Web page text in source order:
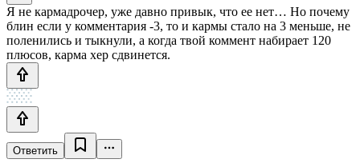
Я не кармадрочер, уже давно привык, что ее нет… Но почему
блин если у комментария -3, то и кармы стало на 3 меньше, не
поленились и тыкнули, а когда твой коммент набирает 120
плюсов, карма хер сдвинется.
Ответить